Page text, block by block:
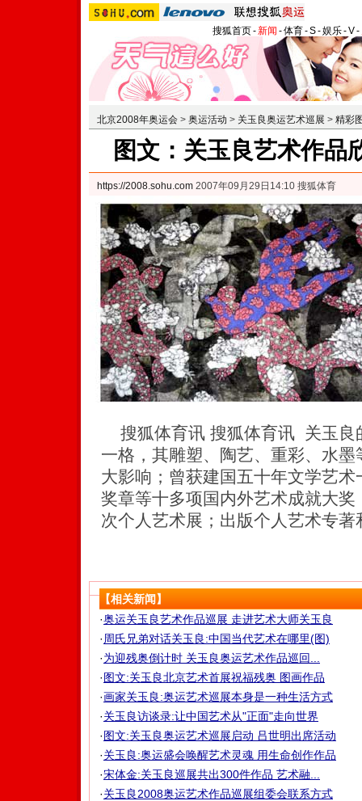
搜狐首页-新闻 -体育-S-娱乐-V-
北京2008年奥运会 > 奥运活动 > 关玉良奥运艺术巡展 > 精彩
图文：关玉良艺术作品
https://2008.sohu.com 2007年09月29日14:10 搜狐体育
搜狐体育讯 搜狐体育讯 关玉良
一格，其雕塑、陶艺、重彩、水
大影响；曾获建国五十年文学艺
奖章等十多项国内外艺术成就大
次个人艺术展；出版个人艺术专
【相关新闻】
·奥运关玉良艺术作品巡展 走进艺术大师关玉良
· 周氏兄弟对话关玉良:中国当代艺术在哪里(图)
·为迎残奥倒计时 关玉良奥运艺术作品巡回...
·图文:关玉良北京艺术首展祝福残奥 图画作品
·画家关玉良:奥运艺术巡展本身是一种生活方式
·关玉良访谈录:让中国艺术从"正面"走向世界
·图文:关玉良奥运艺术巡展启动 吕世明出席活动
·关玉良:奥运盛会唤醒艺术灵魂 用生命创作作品
·宋体金:关玉良巡展共出300件作品 艺术融...
·关玉良2008奥运艺术作品巡展组委会联系方式